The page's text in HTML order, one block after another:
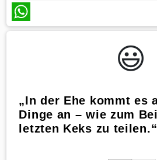
WhatsApp
😃️
„In der Ehe kommt es
Dinge an – wie zum
letzten Keks zu